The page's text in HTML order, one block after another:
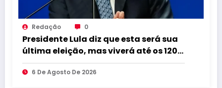
Redação 0
Presidente Lula diz que esta será sua
última eleição, mas viverá até os 120
anos
6 De Agosto De 2026